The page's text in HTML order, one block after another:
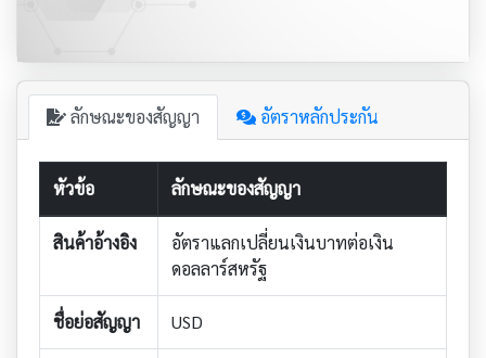
ลักษณะของสัญญา อัตราหลักประกัน
หัวข้อ ลักษณะของสัญญา
สินค้าอ้างอิง
อัตราแลกเปลี่ยนเงินบาทต่อเงิน
ดอลลาร์สหรัฐ
ชื่อย่อสัญญา USD